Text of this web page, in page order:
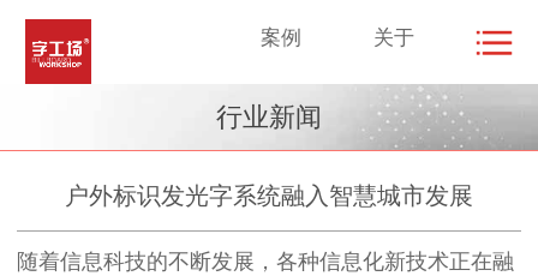
案例 关于
行业新闻
户外标识发光字系统融入智慧城市发展
随着信息科技的不断发展，各种信息化新技术正在融